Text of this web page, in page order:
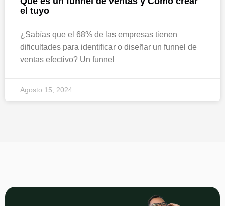
el tuyo
¿Sabías que el 68% de las empresas tienen
dificultades para identificar o diseñar un funnel de
ventas efectivo? Un funnel
Agosto 15, 2024